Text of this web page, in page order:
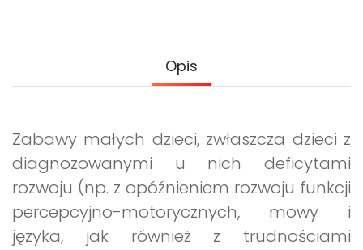
Opis
Zabawy małych dzieci, zwłaszcza dzieci z
diagnozowanymi u nich deficytami
rozwoju (np. z opóźnieniem rozwoju funkcji
percepcyjno-motorycznych, mowy i
języka, jak również z trudnościami